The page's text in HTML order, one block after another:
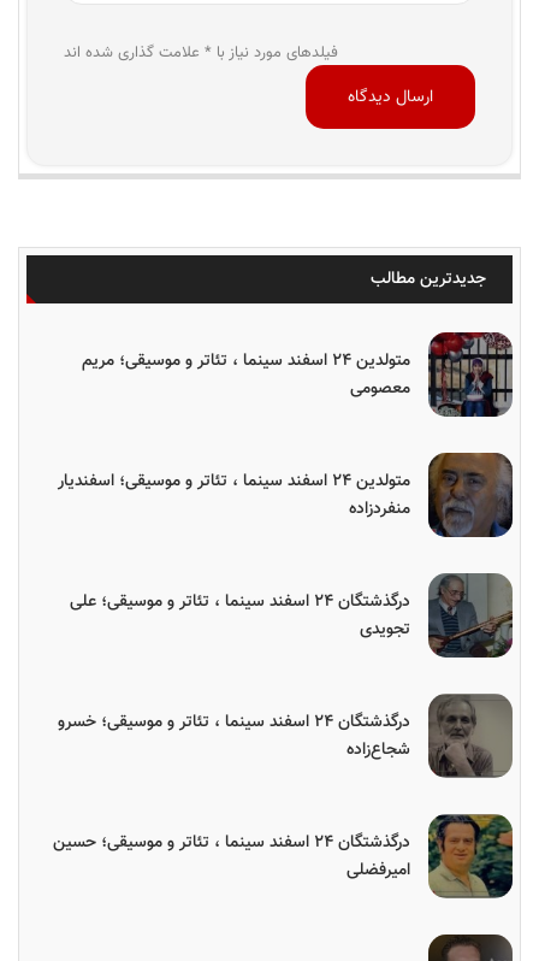
فیلدهای مورد نیاز با * علامت گذاری شده اند
جدیدترین مطالب
متولدین ۲۴ اسفند سینما ، تئاتر و موسیقی؛ مریم
معصومی
متولدین ۲۴ اسفند سینما ، تئاتر و موسیقی؛ اسفندیار
منفردزاده
درگذشتگان ۲۴ اسفند سینما ، تئاتر و موسیقی؛ علی
تجویدی
درگذشتگان ۲۴ اسفند سینما ، تئاتر و موسیقی؛ خسرو
شجاع‌زاده
درگذشتگان ۲۴ اسفند سینما ، تئاتر و موسیقی؛ حسین
امیرفضلی